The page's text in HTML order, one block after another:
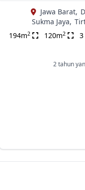
Jawa Barat,
Sukma Jaya,
194m2 120m2
2 tahun